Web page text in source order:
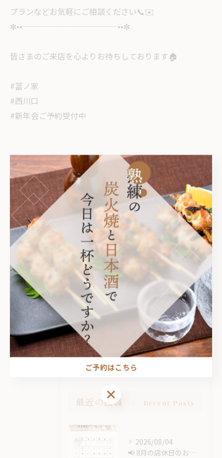
プランなどお気軽にご相談ください📞✉️
✼••┈┈┈┈┈┈┈┈┈┈┈┈••✼
皆さまのご来店を心よりお待ちしております🏠
#冨ノ家
#西川口
#新年会ご予約受付中
< 前のページ 一覧に戻る 次のページ >
カテゴリー Categories
全てのカテゴリー
焼き鳥
飲み放題
宴会
デート
ちょい飲み
最近の投稿 Recent Posts
2026/08/04
📢 8月の店休日のお知らせ🍉
ご予約はこちら
ご予約はこちら